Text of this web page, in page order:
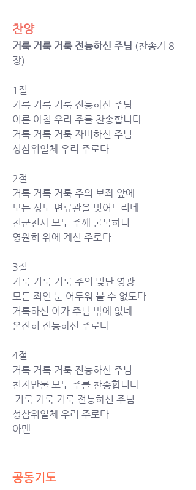
찬양
거룩 거룩 거룩 전능하신 주님 (찬송가 8
장)
1절
거룩 거룩 거룩 전능하신 주님
이른 아침 우리 주를 찬송합니다
거룩 거룩 거룩 자비하신 주님
성삼위일체 우리 주로다
2절
거룩 거룩 거룩 주의 보좌 앞에
모든 성도 면류관을 벗어드리네
천군천사 모두 주께 굴복하니
영원히 위에 계신 주로다
3절
거룩 거룩 거룩 주의 빛난 영광
모든 죄인 눈 어두워 볼 수 없도다
거룩하신 이가 주님 밖에 없네
온전히 전능하신 주로다
4절
거룩 거룩 거룩 전능하신 주님
천지만물 모두 주를 찬송합니다
거룩 거룩 거룩 전능하신 주님
성삼위일체 우리 주로다
아멘
공동기도